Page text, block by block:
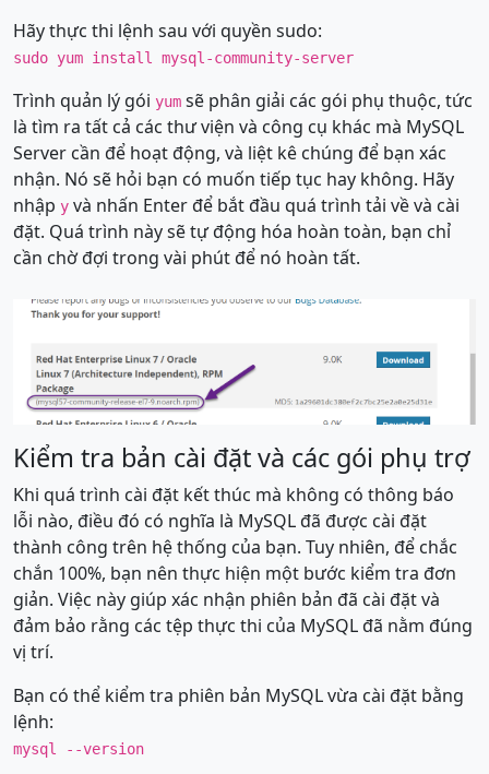
Hãy thực thi lệnh sau với quyền sudo:
sudo yum install mysql-community-server
Trình quản lý gói yum sẽ phân giải các gói phụ thuộc, tức
là tìm ra tất cả các thư viện và công cụ khác mà MySQL
Server cần để hoạt động, và liệt kê chúng để bạn xác
nhận. Nó sẽ hỏi bạn có muốn tiếp tục hay không. Hãy
nhập y và nhấn Enter để bắt đầu quá trình tải về và cài
đặt. Quá trình này sẽ tự động hóa hoàn toàn, bạn chỉ
cần chờ đợi trong vài phút để nó hoàn tất.
Kiểm tra bản cài đặt và các gói phụ trợ
Khi quá trình cài đặt kết thúc mà không có thông báo
lỗi nào, điều đó có nghĩa là MySQL đã được cài đặt
thành công trên hệ thống của bạn. Tuy nhiên, để chắc
chắn 100%, bạn nên thực hiện một bước kiểm tra đơn
giản. Việc này giúp xác nhận phiên bản đã cài đặt và
đảm bảo rằng các tệp thực thi của MySQL đã nằm đúng
vị trí.
Bạn có thể kiểm tra phiên bản MySQL vừa cài đặt bằng
lệnh:
mysql --version